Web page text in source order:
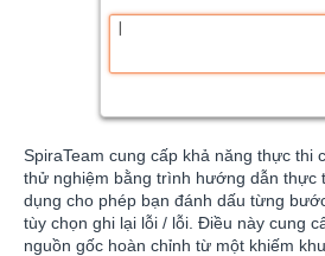
SpiraTeam cung cấp khả năng thực thi
thử nghiệm bằng trình hướng dẫn thực
dụng cho phép bạn đánh dấu từng
tùy chọn ghi lại lỗi / lỗi. Điều này cung
nguồn gốc hoàn chỉnh từ một khiếm